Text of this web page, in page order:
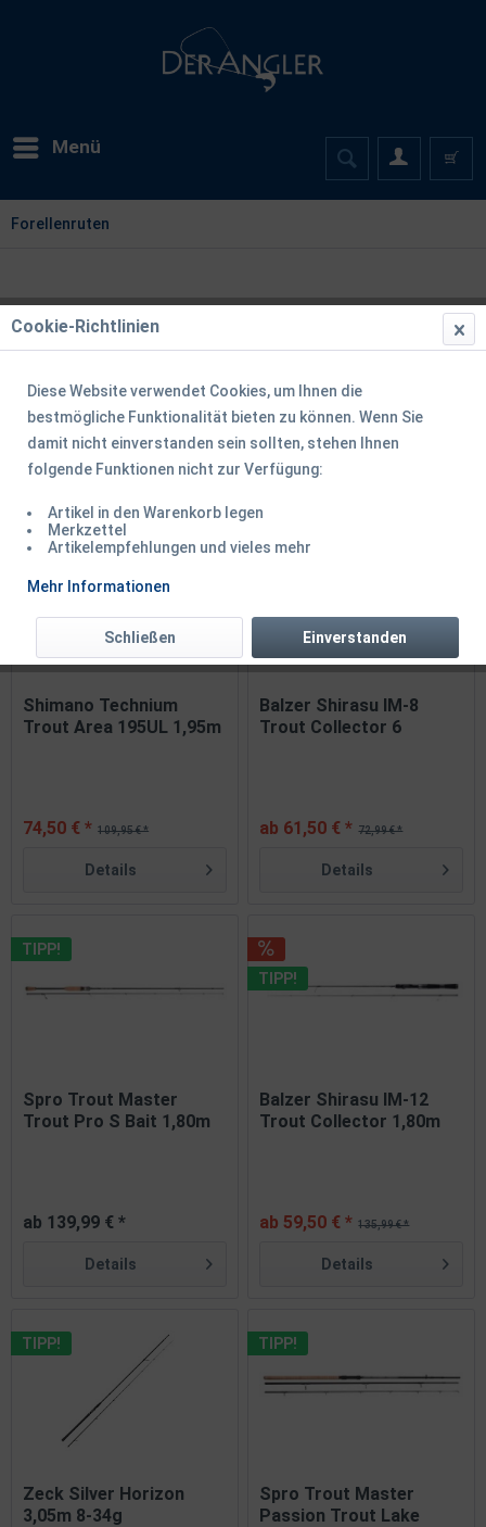
Menü
Forellenruten
Filtern
Shimano Technium
Trout Area 195UL 1,95m
109,95 € *
74,50 € *
Details
Balzer Shirasu IM-8
Trout Collector 6
72,99 € *
ab 61,50 € *
Details
TIPP!
Spro Trout Master
Trout Pro S Bait 1,80m
ab 139,99 € *
Details
TIPP!
Balzer Shirasu IM-12
Trout Collector 1,80m
135,99 € *
ab 59,50 € *
Details
TIPP!
Zeck Silver Horizon
3,05m 8-34g
TIPP!
Spro Trout Master
Passion Trout Lake
Cookie-Richtlinien
Diese Website verwendet Cookies, um Ihnen die
bestmögliche Funktionalität bieten zu können. Wenn Sie
damit nicht einverstanden sein sollten, stehen Ihnen
folgende Funktionen nicht zur Verfügung:
Artikel in den Warenkorb legen
Merkzettel
Artikelempfehlungen und vieles mehr
Mehr Informationen
Einverstanden
Schließen